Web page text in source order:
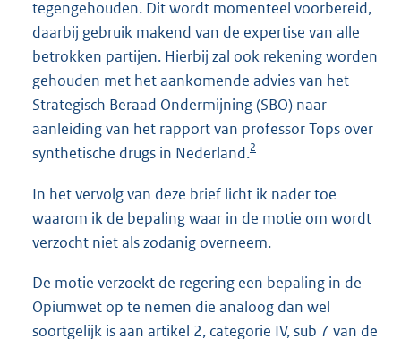
tegengehouden. Dit wordt momenteel voorbereid,
daarbij gebruik makend van de expertise van alle
betrokken partijen. Hierbij zal ook rekening worden
gehouden met het aankomende advies van het
Strategisch Beraad Ondermijning (SBO) naar
aanleiding van het rapport van professor Tops over
synthetische drugs in Nederland.2
In het vervolg van deze brief licht ik nader toe
waarom ik de bepaling waar in de motie om wordt
verzocht niet als zodanig overneem.
De motie verzoekt de regering een bepaling in de
Opiumwet op te nemen die analoog dan wel
soortgelijk is aan artikel 2, categorie IV, sub 7 van de